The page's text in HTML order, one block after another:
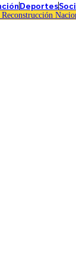
Deportes